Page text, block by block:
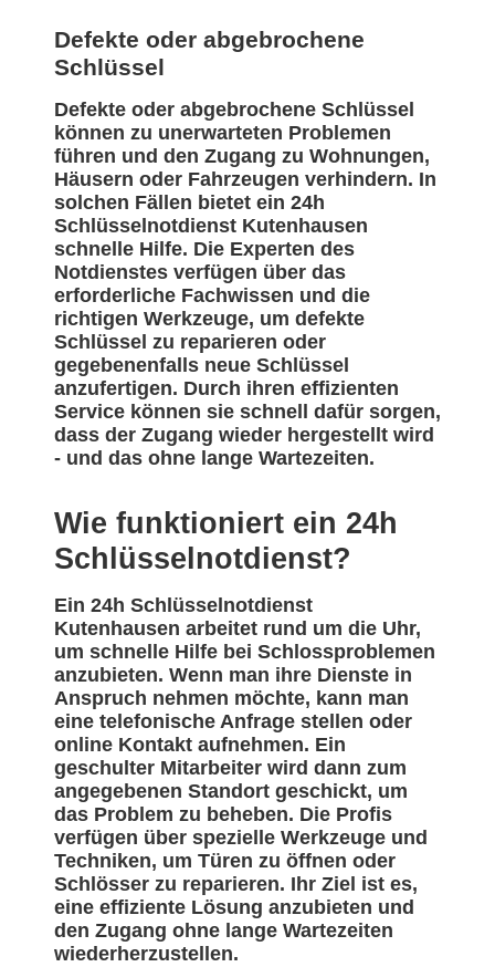
Defekte oder abgebrochene
Schlüssel
Defekte oder abgebrochene Schlüssel
können zu unerwarteten Problemen
führen und den Zugang zu Wohnungen,
Häusern oder Fahrzeugen verhindern. In
solchen Fällen bietet ein 24h
Schlüsselnotdienst Kutenhausen
schnelle Hilfe. Die Experten des
Notdienstes verfügen über das
erforderliche Fachwissen und die
richtigen Werkzeuge, um defekte
Schlüssel zu reparieren oder
gegebenenfalls neue Schlüssel
anzufertigen. Durch ihren effizienten
Service können sie schnell dafür sorgen,
dass der Zugang wieder hergestellt wird
- und das ohne lange Wartezeiten.
Wie funktioniert ein 24h
Schlüsselnotdienst?
Ein 24h Schlüsselnotdienst
Kutenhausen arbeitet rund um die Uhr,
um schnelle Hilfe bei Schlossproblemen
anzubieten. Wenn man ihre Dienste in
Anspruch nehmen möchte, kann man
eine telefonische Anfrage stellen oder
online Kontakt aufnehmen. Ein
geschulter Mitarbeiter wird dann zum
angegebenen Standort geschickt, um
das Problem zu beheben. Die Profis
verfügen über spezielle Werkzeuge und
Techniken, um Türen zu öffnen oder
Schlösser zu reparieren. Ihr Ziel ist es,
eine effiziente Lösung anzubieten und
den Zugang ohne lange Wartezeiten
wiederherzustellen.